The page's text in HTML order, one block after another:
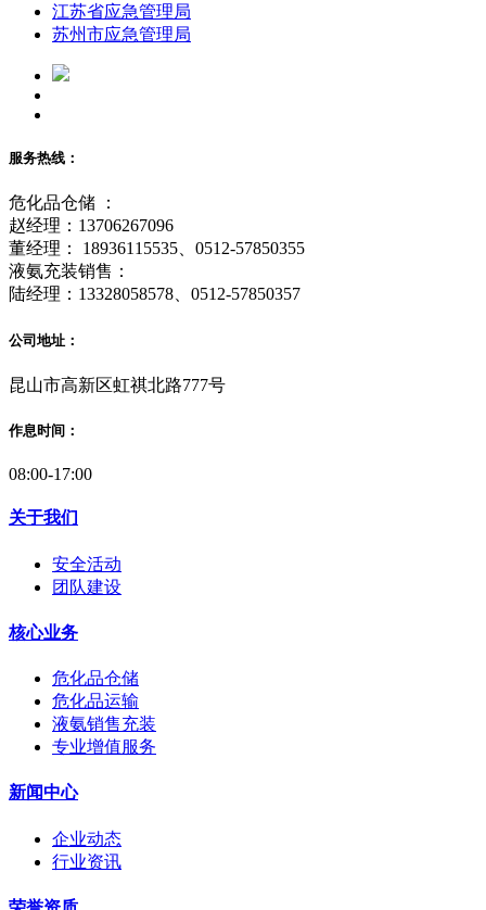
江苏省应急管理局
苏州市应急管理局
服务热线：
危化品仓储 ：
赵经理：13706267096
董经理： 18936115535、0512-57850355
液氨充装销售：
陆经理：13328058578、0512-57850357
公司地址：
昆山市高新区虹祺北路777号
作息时间：
08:00-17:00
关于我们
安全活动
团队建设
核心业务
危化品仓储
危化品运输
液氨销售充装
专业增值服务
新闻中心
企业动态
行业资讯